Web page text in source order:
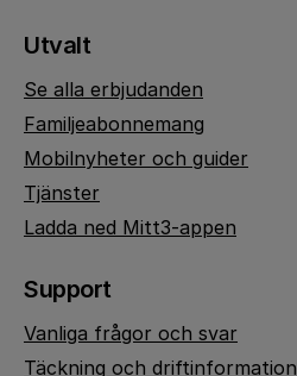
Utvalt
Se alla erbjudanden
Familjeabonnemang
Mobilnyheter och guider
Tjänster
Ladda ned Mitt3-appen
Support
Vanliga frågor och svar
Täckning och driftinformation